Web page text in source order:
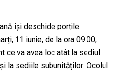
își deschide porțile
11 iunie, de la ora 09:00,
ce va avea loc atât la sediul
la sediile subunităților: Ocolul